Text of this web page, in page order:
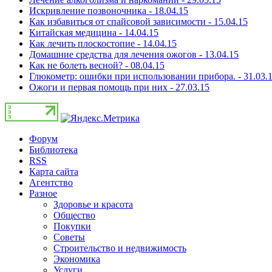
Искривление позвоночника - 18.04.15
Как избавиться от спайсовой зависимости - 15.04.15
Китайская медицина - 14.04.15
Как лечить плоскостопие - 14.04.15
Домашние средства для лечения ожогов - 13.04.15
Как не болеть весной? - 08.04.15
Глюкометр: ошибки при использовании прибора. -
Ожоги и первая помощь при них - 27.03.15
Форум
Библиотека
RSS
Карта сайта
Агентство
Разное
Здоровье и красота
Общество
Покупки
Советы
Строительство и недвижимость
Экономика
Услуги